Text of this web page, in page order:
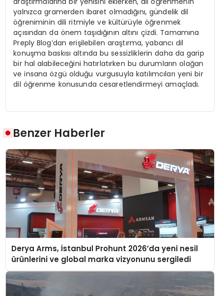
yalnızca gramerden ibaret olmadığını, gündelik dil
öğreniminin dili ritmiyle ve kültürüyle öğrenmek
açısından da önem taşıdığının altını çizdi. Tamamına
Preply Blog’dan erişilebilen araştırma, yabancı dil
konuşma baskısı altında bu sessizliklerin daha da garip
bir hal alabileceğini hatırlatırken bu durumların olağan
ve insana özgü olduğu vurgusuyla katılımcıları yeni bir
dil öğrenme konusunda cesaretlendirmeyi amaçladı.
Benzer Haberler
Derya Arms, İstanbul Prohunt 2026’da yeni nesil
ürünlerini ve global marka vizyonunu sergiledi